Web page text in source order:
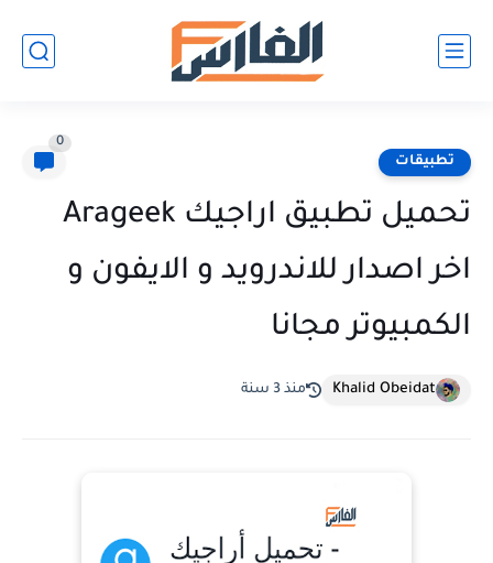
تطبيقات
0
تحميل تطبيق اراجيك Arageek
اخر اصدار للاندرويد و الايفون و
الكمبيوتر مجانا
Khalid Obeidat منذ 3 سنة